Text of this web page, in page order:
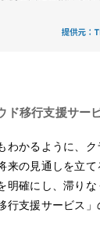
ド移行支援サー
わかるように、
来の見通しを立て
明確にし、滞り
行支援サービス